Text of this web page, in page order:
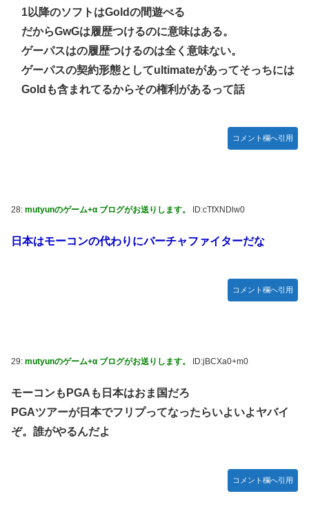
1以降のソフトはGoldの間遊べる
だからGwGは履歴つけるのに意味はある。
ゲーパスはの履歴つけるのは全く意味ない。
ゲーパスの契約形態としてultimateがあってそっちには
Goldも含まれてるからその権利があるって話
コメント欄へ引用
28: mutyunのゲーム+α ブログがお送りします。 ID:cTfXNDlw0
日本はモーコンの代わりにバーチャファイターだな
コメント欄へ引用
29: mutyunのゲーム+α ブログがお送りします。 ID:jBCXa0+m0
モーコンもPGAも日本はおま国だろ
PGAツアーが日本でフリプってなったらいよいよヤバイ
ぞ。誰がやるんだよ
コメント欄へ引用